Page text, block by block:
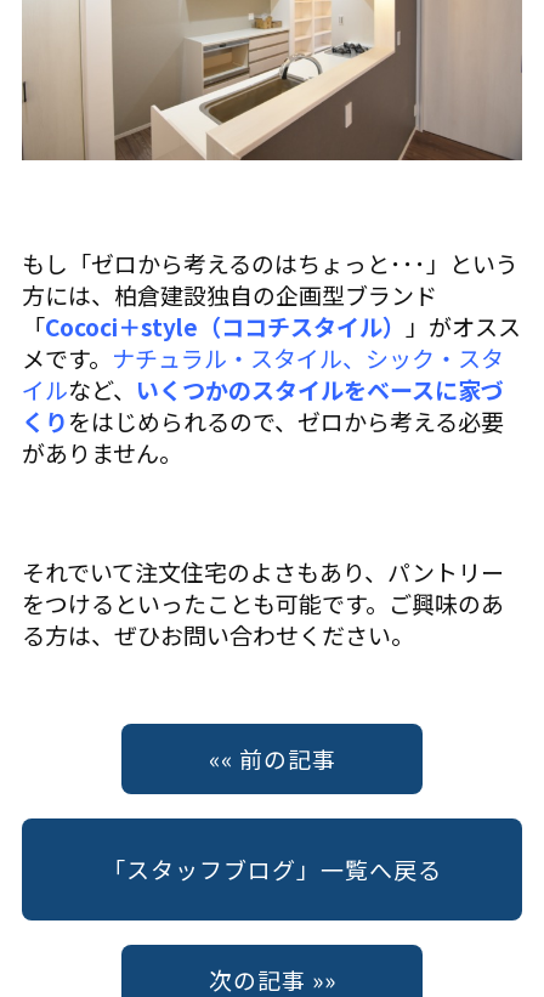
もし「ゼロから考えるのはちょっと･･･」という
方には、柏倉建設独自の企画型ブランド
「Cococi＋style（ココチスタイル）
」がオスス
メです。 ナチュラル・スタイル、シック・スタ
イルなど、 いくつかのスタイルをベースに家づ
くりをはじめられるので、ゼロから考える必要
がありません。
それでいて注文住宅のよさもあり、パントリー
をつけるといったことも可能です。ご興味のあ
る方は、ぜひお問い合わせください。
«« 前の記事
次の記事 »»
「スタッフブログ」一覧へ戻る